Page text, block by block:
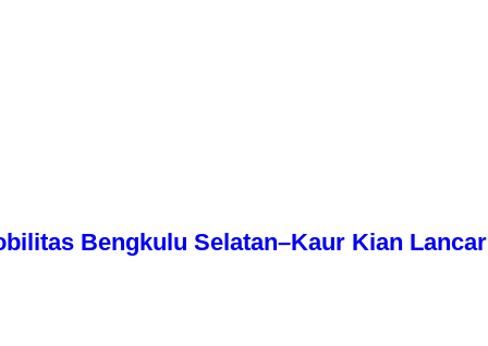
Bengkulu Selatan–Kaur Kian Lancar